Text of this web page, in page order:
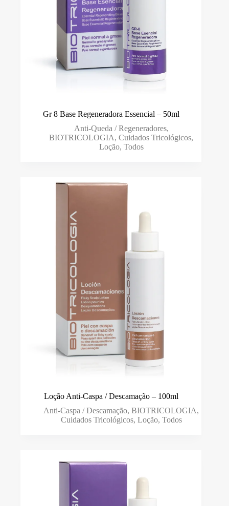
Gr 8 Base Regeneradora Essencial – 50ml
Anti-Queda / Regeneradores,
BIOTRICOLOGIA,Cuidados Tricológicos,
Loção, Todos
Loção Anti-Caspa / Descamação – 100ml
Anti-Caspa / Descamação,BIOTRICOLOGIA,
Cuidados Tricológicos, Loção, Todos